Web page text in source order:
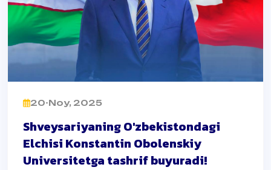
20-Noy, 2025
Shveysariyaning O'zbekistondagi
Elchisi Konstantin Obolenskiy
Universitetga tashrif buyuradi!